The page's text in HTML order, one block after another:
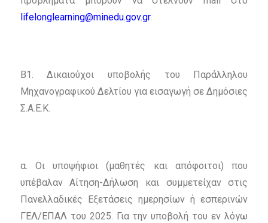
lifelonglearning@minedu.gov.gr.
Β1. Δικαιούχοι υποβολής του Παράλληλου
Μηχανογραφικού Δελτίου για εισαγωγή σε Δημόσιες
Σ.Α.Ε.Κ.
α. Οι υποψήφιοι (μαθητές και απόφοιτοι) που
υπέβαλαν Αίτηση-Δήλωση και συμμετείχαν στις
Πανελλαδικές Εξετάσεις ημερησίων ή εσπερινών
ΓΕΛ/ΕΠΑΛ του 2025. Για την υποβολή του εν λόγω